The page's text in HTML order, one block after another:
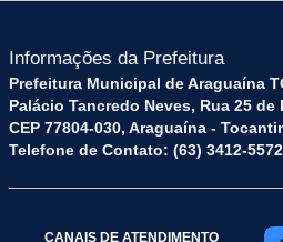
Informações da Prefeitura
Prefeitura Municipal de Araguaína
Palácio Tancredo Neves, Rua 25 de
CEP 77804-030, Araguaína -
Telefone de Contato: (63) 3412-5572
CANAIS DE ATENDIMENTO